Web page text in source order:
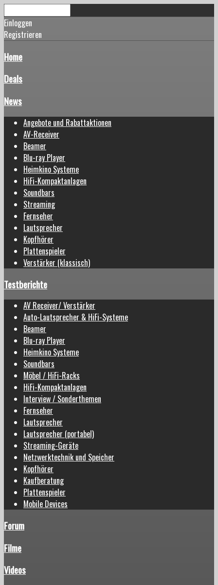
Einloggen
Registrieren
Home
Deals
News
Angebote und Rabattaktionen
AV-Receiver
Beamer
Blu-ray Player
Heimkino Systeme
HiFi-Kompaktanlagen
Soundbars
Streaming
Fernseher
Lautsprecher
Kopfhörer
Plattenspieler
Verstärker (klassisch)
Testberichte
AV Receiver/ Verstärker
Auto-Lautsprecher & HiFi-Systeme
Beamer
Blu-ray Player
Heimkino Systeme
Soundbars
Möbel / HiFi-Racks
HiFi-Kompaktanlagen
Interview / Sonderthemen
Fernseher
Lautsprecher
Lautsprecher (portabel)
Streaming-Geräte
Netzwerktechnik und Speicher
Kopfhörer
Kaufberatung
Plattenspieler
Mobile Devices
Forum
Filme
Videos